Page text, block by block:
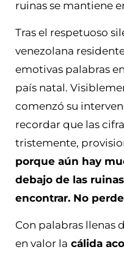
ruinas se mantiene
Tras el respetuoso
venezolana
emotivas palabras
país natal.
comenzó su
recordar que las
tristemente,
porque aún hay
debajo de las
encontrar. No
Con palabras llenas
en valor la cálida